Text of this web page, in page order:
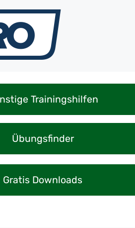
Trainingshilfen
Übungsfinder
Gratis Downloads